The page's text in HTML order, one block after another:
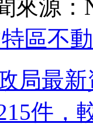
來源：
區不
局最
件，